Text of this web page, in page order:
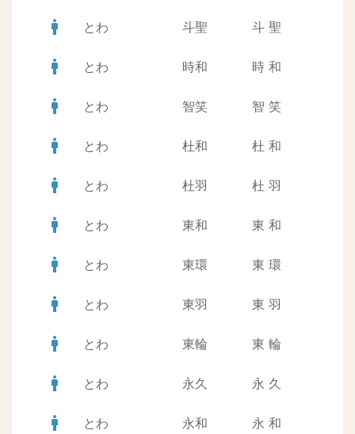
man とわ 斗聖 斗 聖
man とわ 時和 時 和
man とわ 智笑 智 笑
man とわ 杜和 杜 和
man とわ 杜羽 杜 羽
man とわ 東和 東 和
man とわ 東環 東 環
man とわ 東羽 東 羽
man とわ 東輪 東 輪
man とわ 永久 永 久
man とわ 永和 永 和